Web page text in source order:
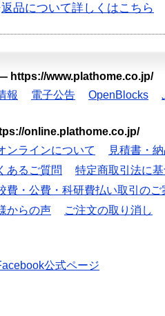
返品について詳しくはこちら
https://www.plathome.co.jp/
報 電子公告 OpenBlocks
online.plathome.co.jp/
ンラインについて
見積書・
あるご質問
特定商取引法に
費・公費・科研費払い取引のご
からの声 ご注文の取り消し
公式ページ